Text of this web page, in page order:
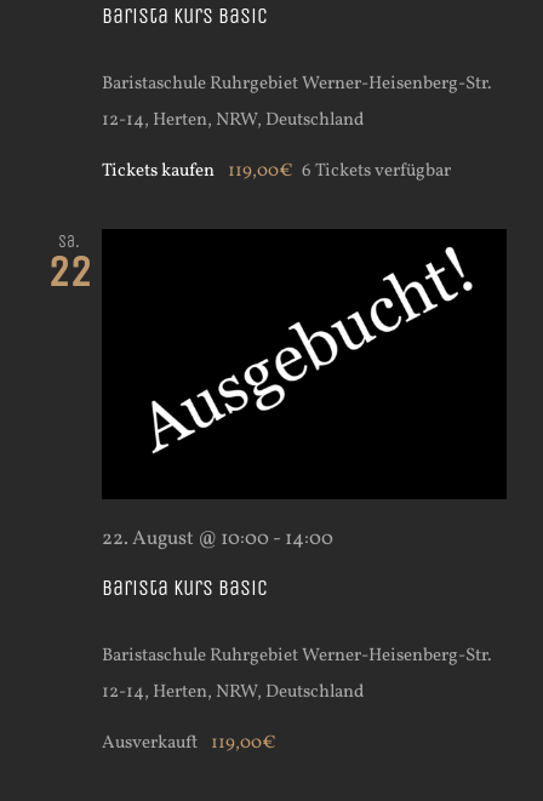
Barista Kurs Basic
Baristaschule RuhrgebietWerner-Heisenberg-Str.
12-14, Herten, NRW, Deutschland
Tickets kaufen 119,00€ 6 Tickets verfügbar
Sa.
22
Barista Kurs Basic
22. August @ 10:00- 14:00
Baristaschule RuhrgebietWerner-Heisenberg-Str.
12-14, Herten, NRW, Deutschland
Ausverkauft 119,00€